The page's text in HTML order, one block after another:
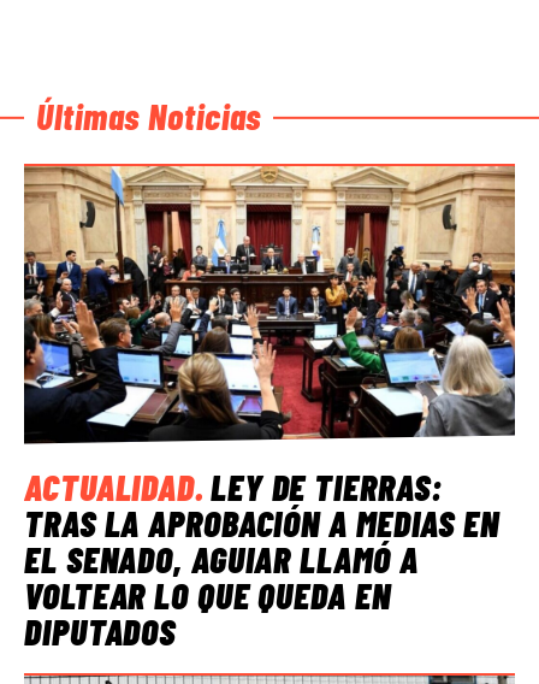
Últimas Noticias
ACTUALIDAD.LEY DE TIERRAS:
TRAS LA APROBACIÓN A MEDIAS EN
EL SENADO, AGUIAR LLAMÓ A
VOLTEAR LO QUE QUEDA EN
DIPUTADOS